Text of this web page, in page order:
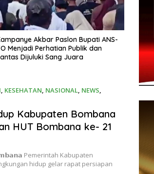
Akbar Paslon Bupati ANS-
Menjadi Perhatian Publik dan
Dijuluki Sang Juara
, KESEHATAN, NASIONAL, NEWS,
Kabupaten Bombana
HUT Bombana ke- 21
Pemerintah Kabupaten
hidup gelar rapat persiapan